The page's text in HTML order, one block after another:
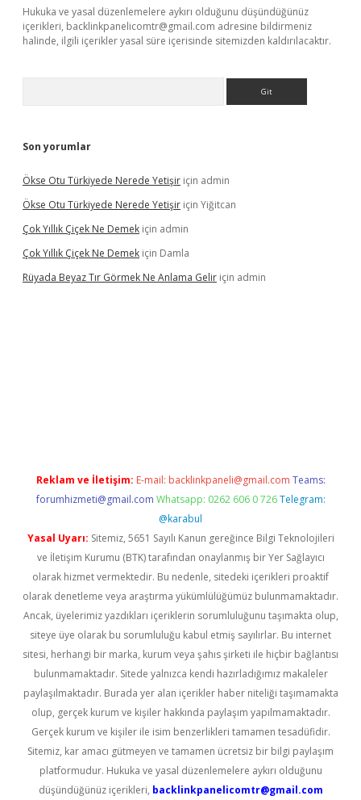
Hukuka ve yasal düzenlemelere aykırı olduğunu düşündüğünüz
içerikleri, backlinkpanelicomtr@gmail.com adresine bildirmeniz
halinde, ilgili içerikler yasal süre içerisinde sitemizden kaldırılacaktır.
Son yorumlar
Ökse Otu Türkiyede Nerede Yetişir için admin
Ökse Otu Türkiyede Nerede Yetişir için Yiğitcan
Çok Yıllık Çiçek Ne Demek için admin
Çok Yıllık Çiçek Ne Demek için Damla
Rüyada Beyaz Tır Görmek Ne Anlama Gelir için admin
Reklam ve İletişim: E-mail: backlinkpaneli@gmail.com Teams:
forumhizmeti@gmail.com Whatsapp: 0262 606 0 726 Telegram:
@karabul
Yasal Uyarı: Sitemiz, 5651 Sayılı Kanun gereğince Bilgi Teknolojileri
ve İletişim Kurumu (BTK) tarafından onaylanmış bir Yer Sağlayıcı
olarak hizmet vermektedir. Bu nedenle, sitedeki içerikleri proaktif
olarak denetleme veya araştırma yükümlülüğümüz bulunmamaktadır.
Ancak, üyelerimiz yazdıkları içeriklerin sorumluluğunu taşımakta olup,
siteye üye olarak bu sorumluluğu kabul etmiş sayılırlar. Bu internet
sitesi, herhangi bir marka, kurum veya şahıs şirketi ile hiçbir bağlantısı
bulunmamaktadır. Sitede yalnızca kendi hazırladığımız makaleler
paylaşılmaktadır. Burada yer alan içerikler haber niteliği taşımamakta
olup, gerçek kurum ve kişiler hakkında paylaşım yapılmamaktadır.
Gerçek kurum ve kişiler ile isim benzerlikleri tamamen tesadüfidir.
Sitemiz, kar amacı gütmeyen ve tamamen ücretsiz bir bilgi paylaşım
platformudur. Hukuka ve yasal düzenlemelere aykırı olduğunu
düşündüğünüz içerikleri, backlinkpanelicomtr@gmail.com